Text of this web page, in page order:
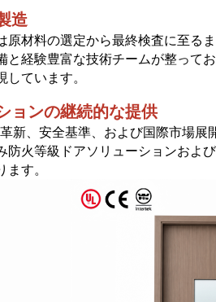
造
原材料の選定から最終検査に至る
と経験豊富な技術チームが整って
ています。
ョンの継続的な提供
新、安全基準、および国際市場
火等級ドアソリューションおよ
す。